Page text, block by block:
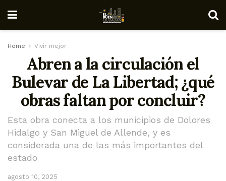
Home Vivir mejor
Abren a la circulación el
Bulevar de La Libertad; ¿qué
obras faltan por concluir?
Esta obra conecta a los municipios de Dolores
Hidalgo y San Miguel de Allende, y es
considerada una de las más importantes del
estado
agosto 10, 2025